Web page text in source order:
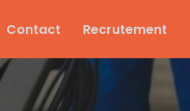
Contact Recrutement